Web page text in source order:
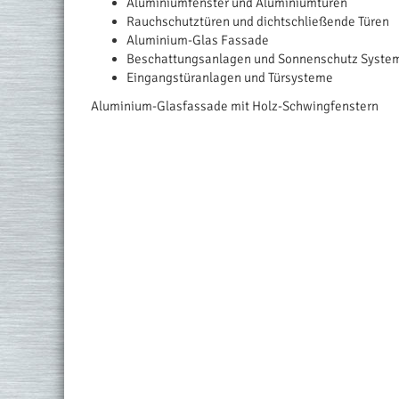
Rauchschutztüren und dichtschließende Türen
Aluminium-Glas Fassade
Beschattungsanlagen und Sonnenschutz
Eingangstüranlagen und Türsysteme
Aluminium-Glasfassade mit Holz-Schwingfenstern